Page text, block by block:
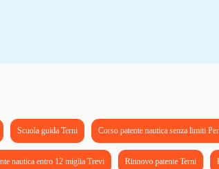
Scuola guida Terni Corso patente nautica senza limiti
nautica entro 12 miglia Trevi Rinnovo patente Terni